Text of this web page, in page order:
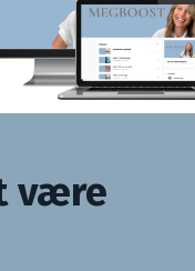
være